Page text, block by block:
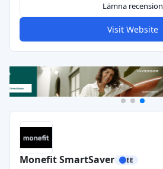
Lämna recension
Visit Website
Monefit SmartSaver EE